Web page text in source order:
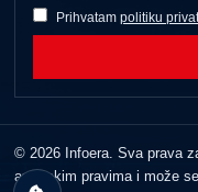
Prihvatam politiku
© 2026 Infoera. Sva prava
autorskim pravima i može